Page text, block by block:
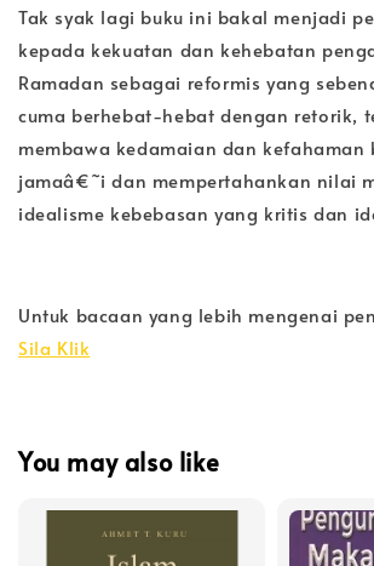
Tak syak lagi buku ini bakal menjadi
kepada kekuatan dan kehebatan
Ramadan sebagai reformis yang
cuma berhebat-hebat dengan retorik,
membawa kedamaian dan kefahaman
jamaâ€˜i dan mempertahankan nilai
idealisme kebebasan yang kritis dan
Untuk bacaan yang lebih mengenai
Sila Klik
You may also like